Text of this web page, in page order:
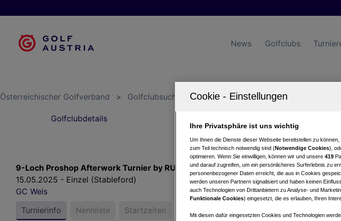
News Golfclubs
Österreichischer Golfverband > Golfclubsuche > GC Wels
Golfclubdetails
9-Loch Proshop Afterwork Turnier by RUKAPOL
15.05.2025 - Einzel (Stableford)
GC Wels
Turnierinfo
Nennliste Startzeiten
Ihre Privatsphäre ist uns wichtig
Um Ihnen die Dienste dieser Webseite bereitstellen zu
zum Teil technisch notwendig sind (Notwendige Cookies),
optimieren. Wenn Sie einwilligen, können wir und unsere 419
und darauf zugreifen, um ein persönlicheres Surferlebnis zu
personenbezogener Daten erreicht, die aus in Cookies
werden unseren Partnern signalisiert und haben keinen
auch Technologien von Drittanbietern zu Analyse- und
Funktionale Cookies) eingesetzt, die es erlauben, Ihren
Mit diesen dafür eingesetzten Cookies und Technologien